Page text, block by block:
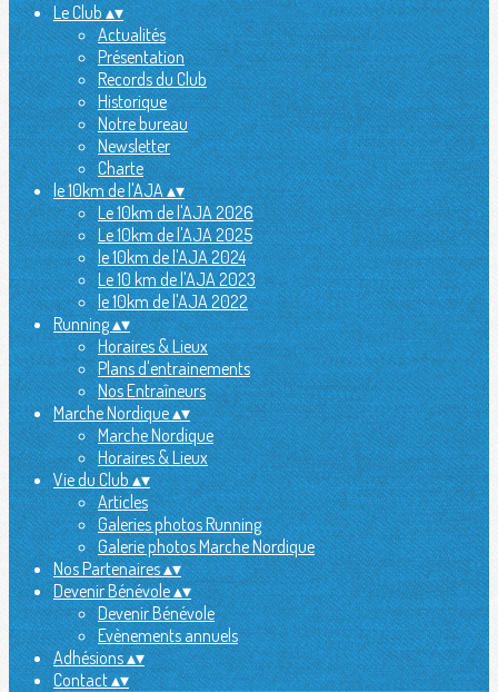
Le Club▴▾
Actualités
Présentation
Records du Club
Historique
Notre bureau
Newsletter
Charte
le 10km de l'AJA▴▾
Le 10km de l'AJA 2026
Le 10km de l'AJA 2025
le 10km de l'AJA 2024
Le 10 km de l'AJA 2023
le 10km de l'AJA 2022
Running▴▾
Horaires & Lieux
Plans d'entrainements
Nos Entraîneurs
Marche Nordique▴▾
Marche Nordique
Horaires & Lieux
Vie du Club▴▾
Articles
Galeries photos Running
Galerie photos Marche Nordique
Nos Partenaires▴▾
Devenir Bénévole▴▾
Devenir Bénévole
Evènements annuels
Adhésions▴▾
Contact▴▾